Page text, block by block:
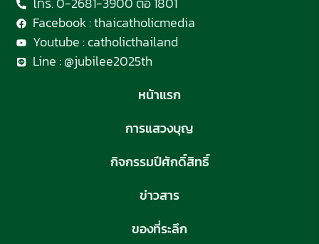
Facebook : thaicatholicmedia
Youtube : catholicthailand
Line : @jubilee2025th
หน้าแรก
การแสวงบุญ
กิจกรรมปีศักดิ์สิทธิ์
ข่าวสาร
ของที่ระลึก